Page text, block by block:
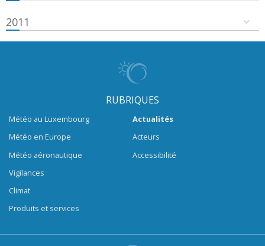
2011
RUBRIQUES
Météo au Luxembourg
Météo en Europe
Météo aéronautique
Vigilances
Climat
Produits et services
Actualités
Acteurs
Accessibilité